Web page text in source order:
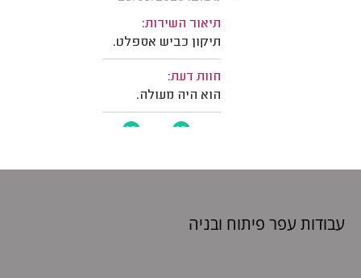
עבודות עפר פיתוח ובניה